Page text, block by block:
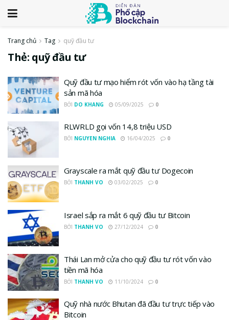
Trang chủ Tag quỹ đầu tư
Thẻ: quỹ đầu tư
Quỹ đầu tư mạo hiểm rót vốn vào hạ tầng tài
sản mã hóa
BỞI DO KHANG 05/09/2025 0
RLWRLD gọi vốn 14,8 triệu USD
BỞI NGUYEN NGHIA 16/04/2025 0
Grayscale ra mắt quỹ đầu tư Dogecoin
BỞI THANH VO 03/02/2025 0
Israel sắp ra mắt 6 quỹ đầu tư Bitcoin
BỞI THANH VO 27/12/2024 0
Thái Lan mở cửa cho quỹ đầu tư rót vốn vào
tiền mã hóa
BỞI THANH VO 11/10/2024 0
Quỹ nhà nước Bhutan đã đầu tư trực tiếp vào
Bitcoin